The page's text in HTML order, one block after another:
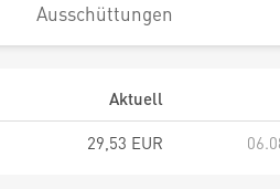
Ausschüttungen
Aktuell
29,53 EUR